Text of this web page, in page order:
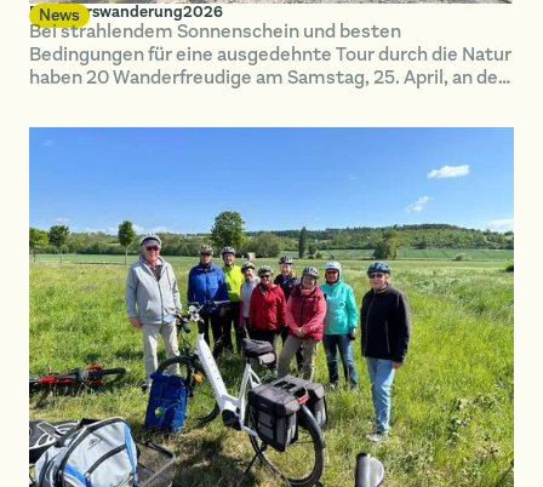
News
Frühjahrswanderung2026
Bei strahlendem Sonnenschein und besten
Bedingungen für eine ausgedehnte Tour durch die Natur
haben 20 Wanderfreudige am Samstag, 25. April, an der
Blankenburg teilgenommen.